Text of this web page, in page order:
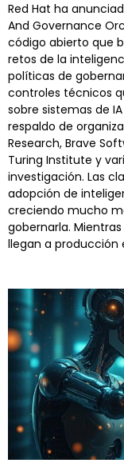
Red Hat ha
And Governance
código abierto que
retos de la
políticas de
controles técnicos
sobre sistemas de
respaldo de
Research, Brave
Turing Institute y
investigación. Las
adopción de
creciendo mucho
gobernarla.
llegan a producción